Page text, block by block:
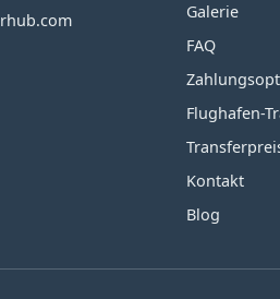
Galerie
FAQ
Flughafen-
Kontakt
Blog